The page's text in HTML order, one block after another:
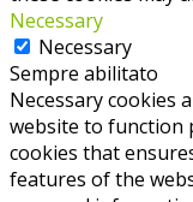
Necessary
Necessary
Sempre abilitato
Necessary cookies
website to function
cookies that
features of the